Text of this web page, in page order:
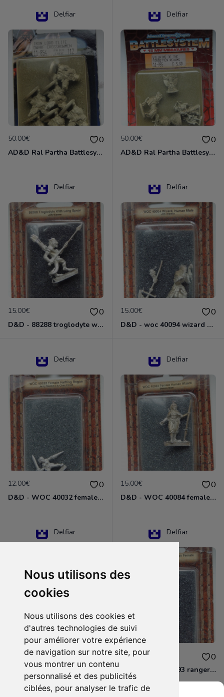
Nous utilisons des
cookies
Nous utilisons des cookies et
d'autres technologies de suivi
pour améliorer votre expérience
de navigation sur notre site, pour
vous montrer un contenu
personnalisé et des publicités
ciblées, pour analyser le trafic de
Delfiar
50.00€ 0
AD&D Ral Partha Battlesystem Miniatures Pack Iron Lord Dwarf Crossbowmen 11-854
Delfiar
50.00€ 0
AD&D Ral Partha Battlesystem Villains/Forgotten Realms 11-955 Miniatures
Delfiar
15.00€ 0
D&D - 88288 troglodyte with long Miniature - Donjons Dragons
Delfiar
15.00€ 0
D&D - woc 40094 wizard human male Miniature - Donjons Dragons
Delfiar
12.00€ 0
D&D - WOC 40032 female halfling rogue Miniature - Donjons Dragons
Delfiar
15.00€ 0
D&D - WOC 40084 female human wizard Miniature - Donjons Dragons
Delfiar
15.00€ 0
D&D - 88286 paladin human male Miniature - Donjons Dragons
Delfiar
12.00€ 0
D&D - WOC 40093 ranger human female Miniature - Donjons Dragons